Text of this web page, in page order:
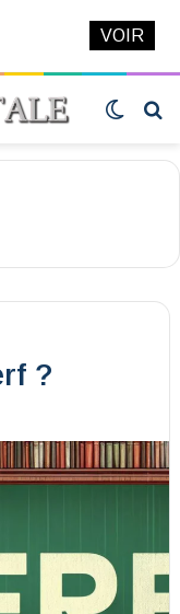
Switch
?
VOIR